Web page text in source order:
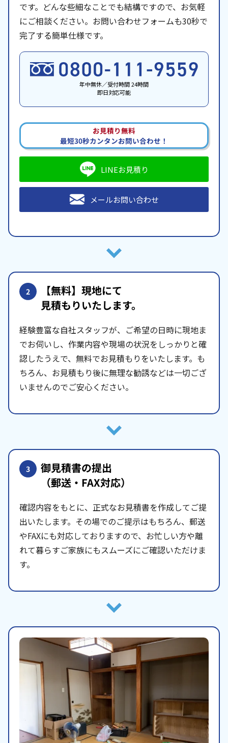
です。どんな些細なことでも結構ですので、お気軽
にご相談ください。お問い合わせフォームも30秒で
完了する簡単仕様です。
年中無休／受付時間 24時間
即日対応可能
お見積り無料
最短30秒カンタンお問い合わせ！
LINEお見積り
メールお問い合わせ
2 【無料】現地にて
見積もりいたします。
経験豊富な自社スタッフが、ご希望の日時に現地ま
でお伺いし、作業内容や現場の状況をしっかりと確
認したうえで、無料でお見積もりをいたします。も
ちろん、お見積もり後に無理な勧誘などは一切ござ
いませんのでご安心ください。
3 御見積書の提出
（郵送・FAX対応）
確認内容をもとに、正式なお見積書を作成してご提
出いたします。その場でのご提示はもちろん、郵送
やFAXにも対応しておりますので、お忙しい方や離
れて暮らすご家族にもスムーズにご確認いただけま
す。